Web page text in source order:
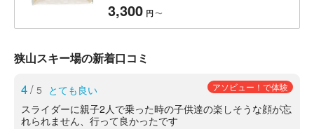
3,300 円 〜
狭山スキー場の新着口コミ
4/ 5 とても良い アソビュー！で体験
スライダーに親子2人で乗った時の子供達の楽しそうな顔が忘
れられません、行って良かったです